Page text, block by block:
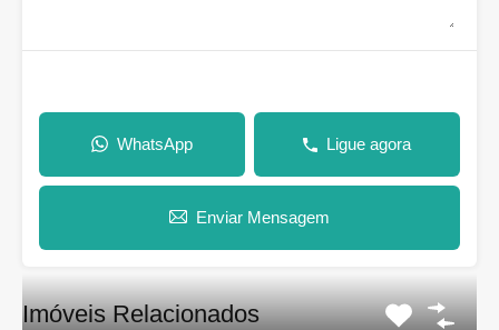
WhatsApp Ligue agora
Enviar Mensagem
Imóveis Relacionados